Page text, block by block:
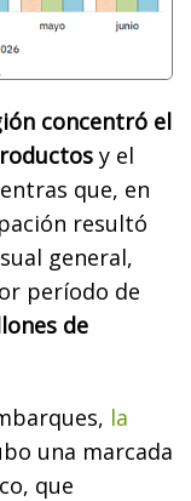
concentró el
y el
que, en
resultó
general,
período de
de
la
una marcada
que